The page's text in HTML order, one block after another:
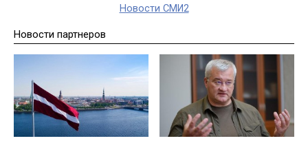
Новости СМИ2
Новости партнеров